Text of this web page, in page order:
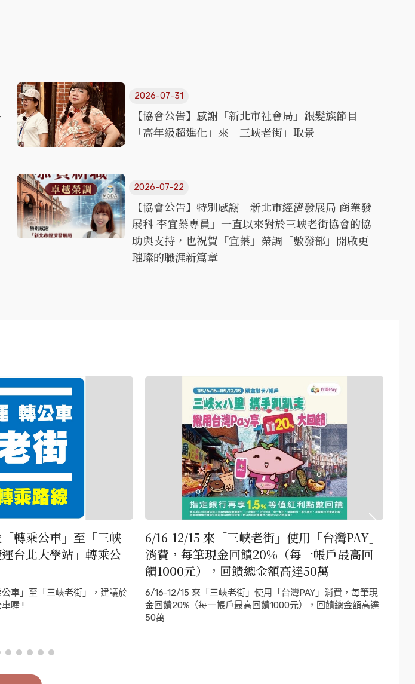
2026-07-31
【協會公告】感謝「新北市社會局」銀髮族節目
「高年級超進化」來「三峽老街」取景
2026-07-22
【協會公告】特別感謝「新北市經濟發展局 商業發
展科 李宜蓁專員」一直以來對於三峽老街協會的協
助與支持，也祝賀「宜蓁」榮調「數發部」開啟更
璀璨的職涯新篇章
轉乘公車」至「三峽
台北大學站」轉乘公
車」至「三峽老街」，建議於
喔 !
6/16-12/15 來「三峽老街」使用「台灣PAY」
消費，每筆現金回饋20%（每一帳戶最高回
饋1000元），回饋總金額高達50萬
6/16-12/15 來「三峽老街」使用「台灣PAY」消費，每筆現
金回饋20%（每一帳戶最高回饋1000元），回饋總金額高達
50萬